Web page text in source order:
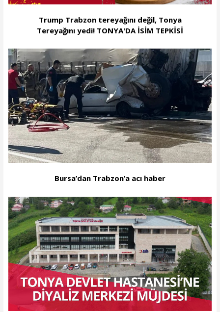
Trump Trabzon tereyağını değil, Tonya
Tereyağını yedi! TONYA'DA İSİM TEPKİSİ
Bursa’dan Trabzon’a acı haber